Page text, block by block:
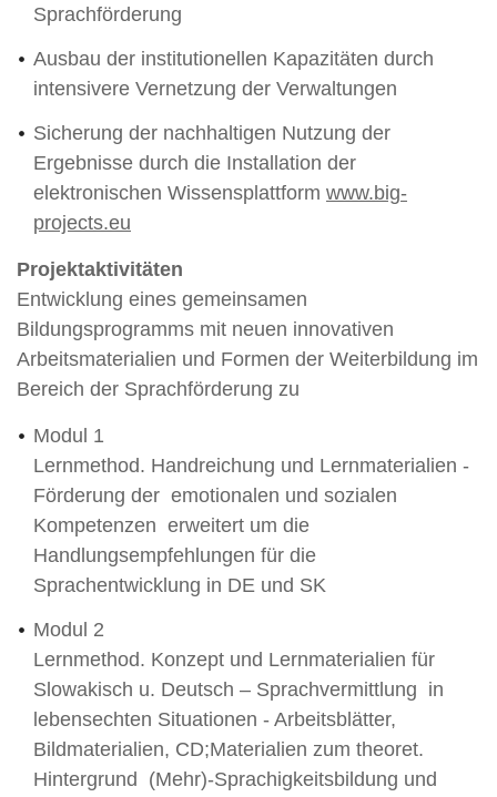
Sprachförderung
Ausbau der institutionellen Kapazitäten durch
intensivere Vernetzung der Verwaltungen
Sicherung der nachhaltigen Nutzung der
Ergebnisse durch die Installation der
elektronischen Wissensplattform www.big-
projects.eu
Projektaktivitäten
Entwicklung eines gemeinsamen
Bildungsprogramms mit neuen innovativen
Arbeitsmaterialien und Formen der Weiterbildung im
Bereich der Sprachförderung zu
Modul 1
Lernmethod. Handreichung und Lernmaterialien -
Förderung der emotionalen und sozialen
Kompetenzen erweitert um die
Handlungsempfehlungen für die
Sprachentwicklung in DE und SK
Modul 2
Lernmethod. Konzept und Lernmaterialien für
Slowakisch u. Deutsch – Sprachvermittlung in
lebensechten Situationen - Arbeitsblätter,
Bildmaterialien, CD;Materialien zum theoret.
Hintergrund (Mehr)-Sprachigkeitsbildung und